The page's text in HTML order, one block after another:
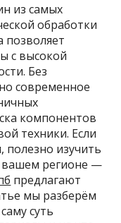
из самых
обработки
позволяет
с высокой
Без
современное
компонентов
техники. Если
полезно изучить
вашем регионе —
предлагают
мы разберём
суть